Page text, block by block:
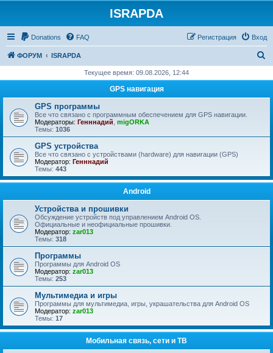
ISRAPDA
Donations FAQ Вход
Регистрация
ФОРУМ ISRAPDA
с
Текущее время: 09.08.2026, 12:44
GPS навигация
GPS программы
Все что связано с программным обеспечением для GPS навигации.
Модераторы: Генннадий migORKA
Темы: 1036
GPS устройства
Все что связано с устройствами (hardware) для навигации (GPS)
Модератор: Генннадий
Темы: 443
Android
Устройства и прошивки
Обсуждение устройств под управлением Android OS.
Официальные и неофициальные прошивки.
Модератор: zar013
Темы: 318
Программы
Программы для Android OS
Модератор: zar013
Темы: 253
Мультимедиа и игры
Программы для мультимедиа, игры, украшательства для Android OS
Модератор: zar013
Темы: 17
Мобильная связь, сети и ТВ